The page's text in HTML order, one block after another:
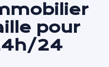
pour
24